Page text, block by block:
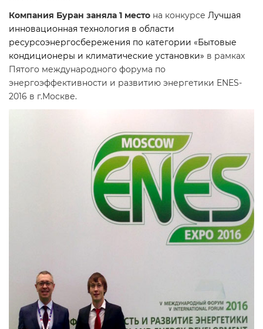
Компания Буран заняла 1 место на конкурсе Лучшая
инновационная технология в области
ресурсоэнергосбережения по категории «Бытовые
кондиционеры и климатические установки» в рамках
Пятого международного форума по
энергоэффективности и развитию энергетики ENES-
2016 в г.Москве.